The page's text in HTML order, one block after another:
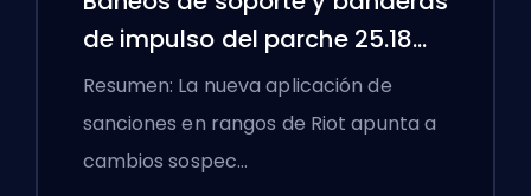
de impulso del parche 25.18
de League of Legends
Resumen: La nueva aplicación de
sanciones en rangos de Riot apunta a
cambios sospec…